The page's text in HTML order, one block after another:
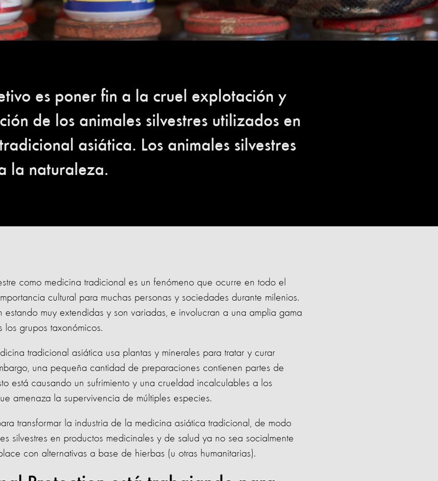
es poner fin a la cruel explotación y
de los animales silvestres utilizados en
asiática. Los animales silvestres
la naturaleza.
como medicina tradicional es un fenómeno que ocurre en todo el
cultural para muchas personas y sociedades durante milenios.
estando muy extendidas y son variadas, e involucran a una amplia gama
grupos taxonómicos.
tradicional asiática usa plantas y minerales para tratar y curar
una pequeña cantidad de preparaciones contienen partes de
está causando un sufrimiento y una crueldad incalculables a los
amenaza la supervivencia de múltiples especies.
transformar la industria de la medicina asiática tradicional, de modo
silvestres en productos medicinales y de salud ya no sea socialmente
con alternativas a base de hierbas (u otras humanitarias).